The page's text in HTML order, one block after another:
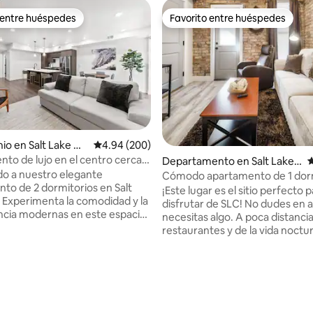
de 5; 174 evaluaciones
huéspedes
huéspedes
en Salt Lake Cit
Calificación promedio: 4.94 de 5; 200
4.94 (200)
de lujo en el centro cerca
restaurantes y bares
a nuestro elegante
de 2 dormitorios en Salt
Experimenta la comodidad y la
modernas en este espacio
Favorito entre huéspedes
Favorito entre huéspedes
Departamento en Salt Lake
City
Cómodo apartamento de 1
baño cerca del centro de la
¡Este lugar es el sitio perfecto
disfrutar de SLC! No dudes en avisarme si
necesitas algo. A poca
restaurantes y de la vida